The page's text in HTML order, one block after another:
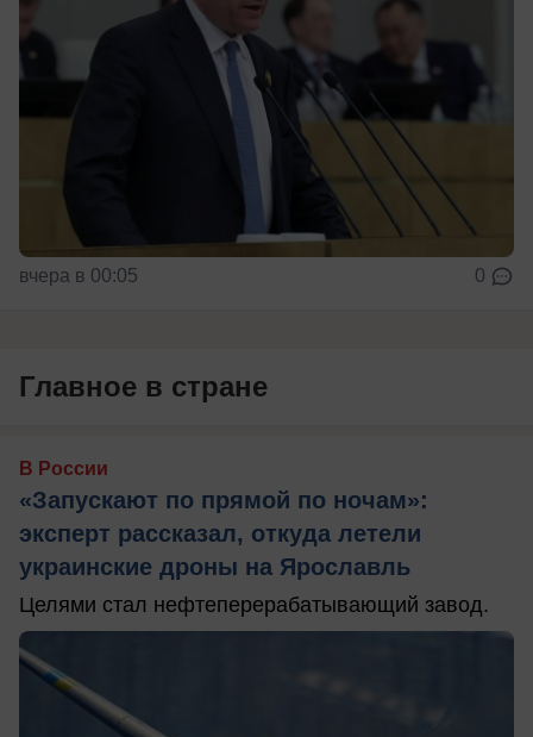
вчера в 00:05 0
Главное в стране
В России
«Запускают по прямой по ночам»:
эксперт рассказал, откуда летели
украинские дроны на Ярославль
Целями стал нефтеперерабатывающий завод.